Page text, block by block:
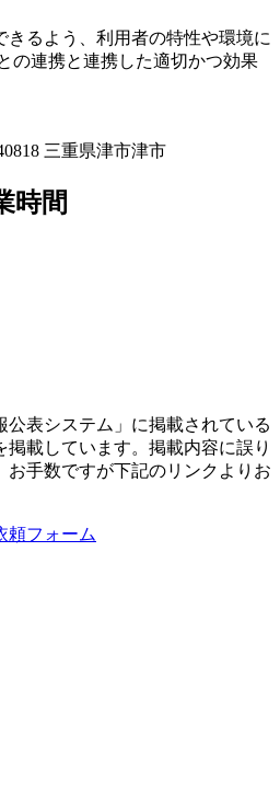
るよう、利用者の特性や環境に
の連携と連携した適切かつ効果
三重県津市津市
時間
公表システム」に掲載されている
載しています。掲載内容に誤り
お手数ですが下記のリンクよりお
頼フォーム